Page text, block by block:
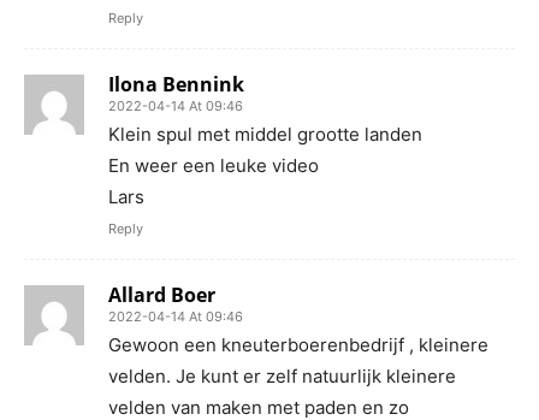
Reply
Ilona Bennink
2022-04-14 At 09:46
Klein spul met middel grootte landen
En weer een leuke video
Lars
Reply
Allard Boer
2022-04-14 At 09:46
Gewoon een kneuterboerenbedrijf , kleinere
velden. Je kunt er zelf natuurlijk kleinere
velden van maken met paden en zo